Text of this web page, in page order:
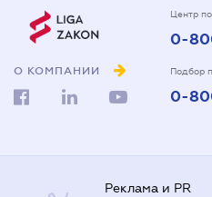
О КОМПАНИИ
Центр
0-
Подбор
0-
Реклама и PR